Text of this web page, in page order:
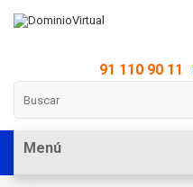
91 110 90 11
Menú